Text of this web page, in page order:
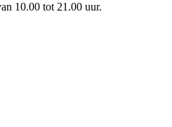
10.00 tot 21.00 uur.